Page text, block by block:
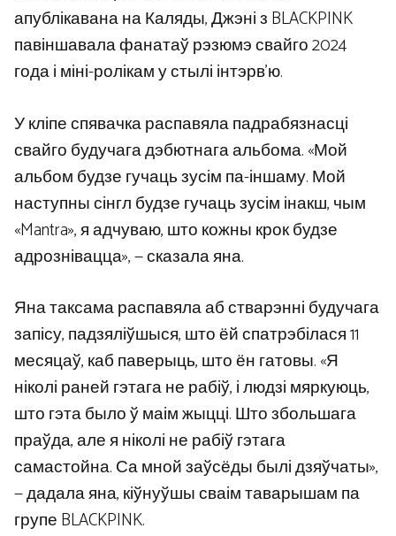
апублікавана на Каляды, Джэні з BLACKPINK
павіншавала фанатаў рэзюмэ свайго 2024
года і міні-ролікам у стылі інтэрв’ю.
У кліпе спявачка распавяла падрабязнасці
свайго будучага дэбютнага альбома. «Мой
альбом будзе гучаць зусім па-іншаму. Мой
наступны сінгл будзе гучаць зусім інакш, чым
«Mantra», я адчуваю, што кожны крок будзе
адрознівацца», — сказала яна.
Яна таксама распавяла аб стварэнні будучага
запісу, падзяліўшыся, што ёй спатрэбілася 11
месяцаў, каб паверыць, што ён гатовы. «Я
ніколі раней гэтага не рабіў, і людзі мяркуюць,
што гэта было ў маім жыцці. Што збольшага
праўда, але я ніколі не рабіў гэтага
самастойна. Са мной заўсёды былі дзяўчаты»,
— дадала яна, кіўнуўшы сваім таварышам па
групе BLACKPINK.